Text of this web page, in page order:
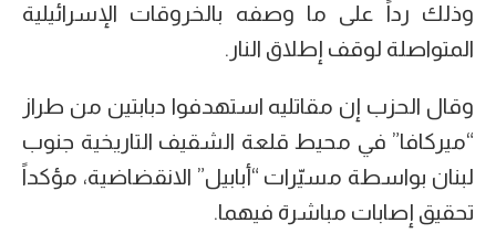
وذلك رداً على ما وصفه بالخروقات الإسرائيلية
المتواصلة لوقف إطلاق النار.
وقال الحزب إن مقاتليه استهدفوا دبابتين من طراز
“ميركافا” في محيط قلعة الشقيف التاريخية جنوب
لبنان بواسطة مسيّرات “أبابيل” الانقضاضية، مؤكداً
تحقيق إصابات مباشرة فيهما.